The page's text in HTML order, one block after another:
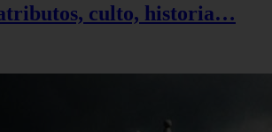
culto, historia…